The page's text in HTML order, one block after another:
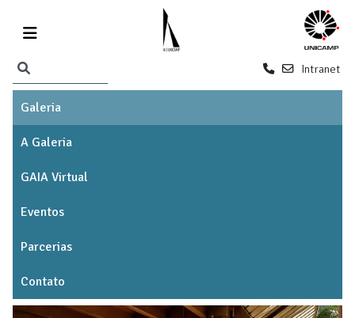
Intranet
Galeria
A Galeria
GAIA Virtual
Eventos
Parcerias
Contato